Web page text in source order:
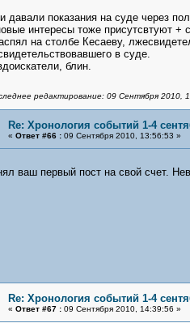
давали показания на суде через
интересы тоже присутсвтуют +
на столбе Кесаеву,
в суде.
блин.
редактирование: 09 Сентября 2010,
Re: Хронология событий 1-4
« Ответ #66 :09 Сентября 2010, 13:56:53 »
ваш первый пост на свой счет.
Re: Хронология событий 1-4
« Ответ #67 :09 Сентября 2010, 14:39:56 »